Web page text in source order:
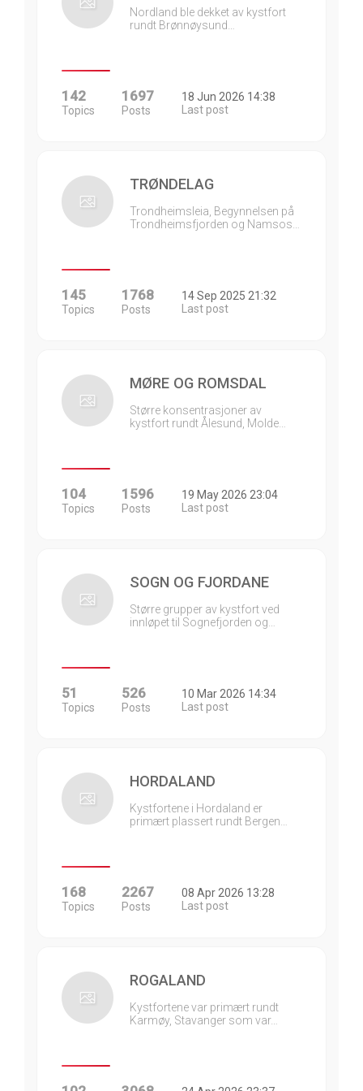
Nordland ble dekket av kystfort
rundt Brønnøysund…
142
Topics
1697
Posts
18 Jun 2026 14:38
Last post
TRØNDELAG
Trondheimsleia, Begynnelsen på
Trondheimsfjorden og Namsos…
145
Topics
1768
Posts
14 Sep 2025 21:32
Last post
MØRE OG ROMSDAL
Større konsentrasjoner av
kystfort rundt Ålesund, Molde…
104
Topics
1596
Posts
19 May 2026 23:04
Last post
SOGN OG FJORDANE
Større grupper av kystfort ved
innløpet til Sognefjorden og…
51
Topics
526
Posts
10 Mar 2026 14:34
Last post
HORDALAND
Kystfortene i Hordaland er
primært plassert rundt Bergen…
168
Topics
2267
Posts
08 Apr 2026 13:28
Last post
ROGALAND
Kystfortene var primært rundt
Karmøy, Stavanger som var…